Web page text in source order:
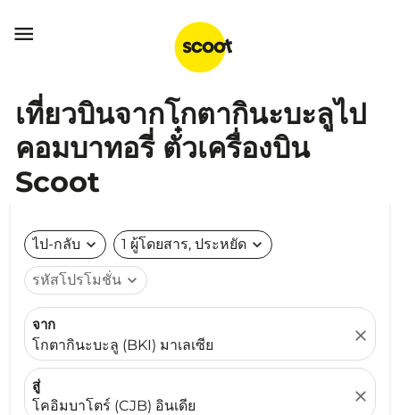

เที่ยวบินจากโกตากินะบะลูไป
คอมบาทอรี่ ตั๋วเครื่องบิน
Scoot
ไป-กลับ expand_more 1 ผู้โดยสาร, ประหยัด expand_more
รหัสโปรโมชั่น expand_more
จาก
โกตากินะบะลู (BKI) มาเลเซีย
close
สู่
โคอิมบาโตร์ (CJB) อินเดีย
close